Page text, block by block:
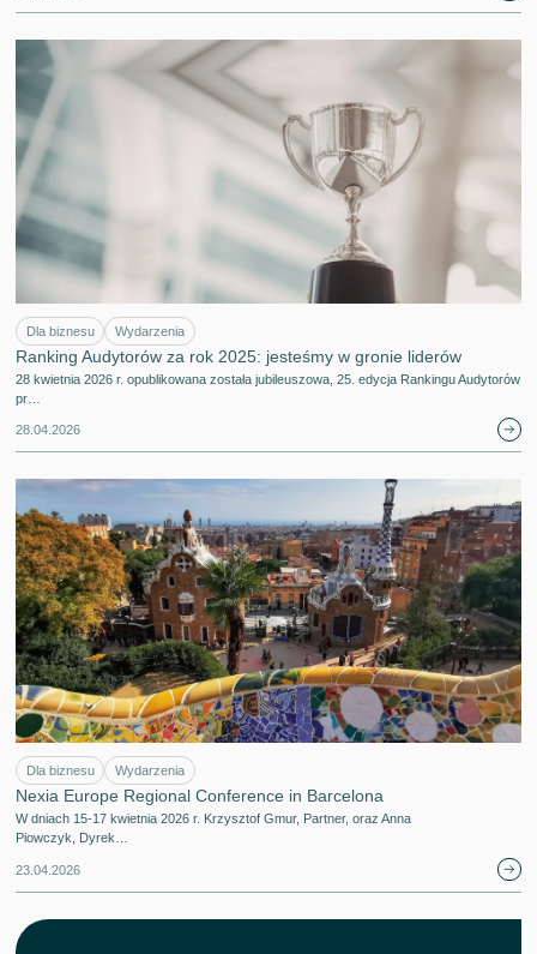
Dla biznesu Wydarzenia
Ranking Audytorów za rok 2025: jesteśmy w gronie liderów
28 kwietnia 2026 r. opublikowana została jubileuszowa, 25. edycja Rankingu Audytorów
pr…
28.04.2026
Dla biznesu Wydarzenia
Nexia Europe Regional Conference in Barcelona
W dniach 15-17 kwietnia 2026 r. Krzysztof Gmur, Partner, oraz Anna
Piowczyk, Dyrek…
23.04.2026